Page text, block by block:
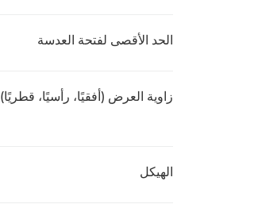
الحد الأقصى لفتحة العدسة
زاوية العرض (أفقيًا، رأسيًا، قطريًا)
الهيكل